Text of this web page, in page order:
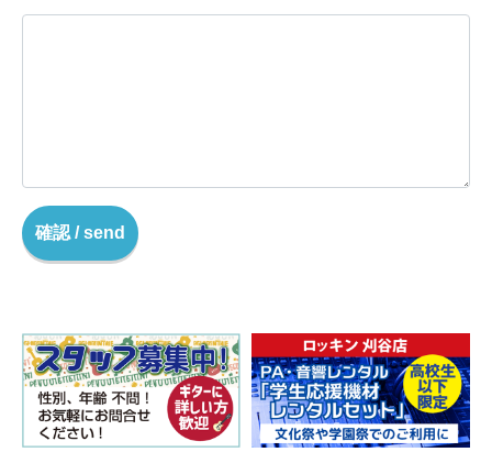
確認 / send